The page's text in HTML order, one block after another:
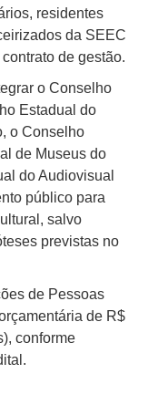
residentes
da SEEC
de gestão.
o Conselho
Estadual do
o Conselho
de Museus do
do Audiovisual
público para
salvo
previstas no
de Pessoas
de R$
conforme